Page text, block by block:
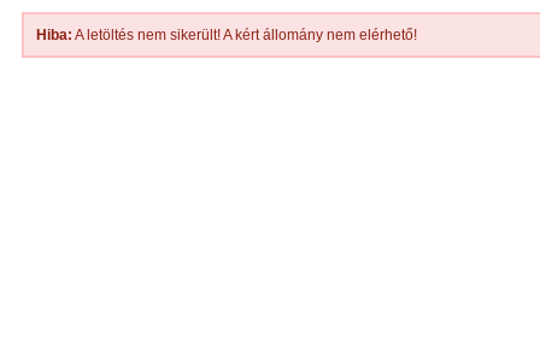
Hiba: A letöltés nem sikerült! A kért állomány nem elérhető!